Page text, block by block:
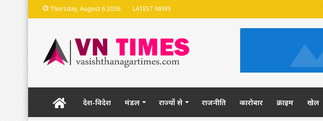
Thursday, August 6 2026 LATEST NEWS
Homeदेश-विदेश मंडल राज्यों से राजनीति कारोबार क्राइम खेल